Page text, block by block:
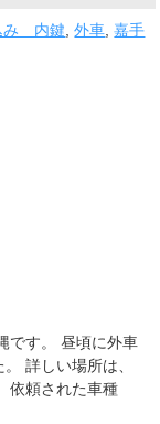
み 内鍵 ,外車 ,嘉手
です。 昼頃に外車
詳しい場所は、
依頼された車種